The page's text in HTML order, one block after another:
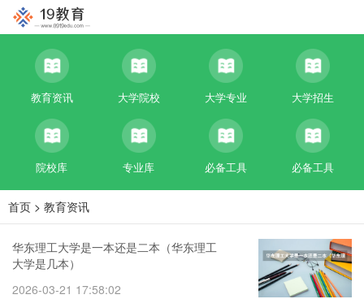
教育资讯 大学院校 大学专业 大学招生
院校库 专业库 必备工具 必备工具
首页 > 教育资讯
华东理工大学是一本还是二本（华东理工
大学是几本）
2026-03-21 17:58:02